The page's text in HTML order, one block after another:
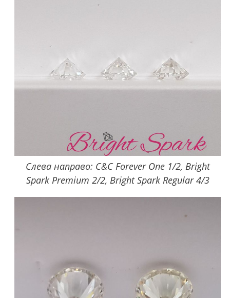
Слева направо: C&C Forever One 1/2, Bright
Spark Premium 2/2, Bright Spark Regular 4/3